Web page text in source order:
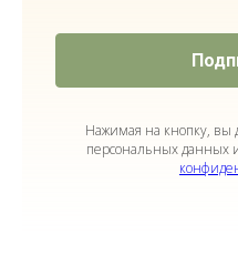
Нажимая на кнопку, вы
персональных данных